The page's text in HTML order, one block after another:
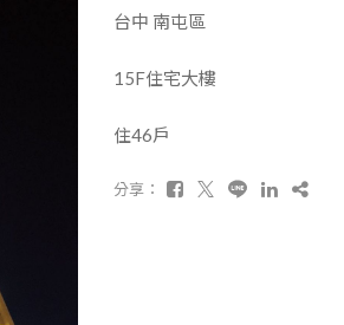
台中 南屯區
15F住宅大樓
住46戶
分享：